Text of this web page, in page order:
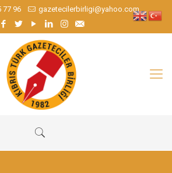
77 96 gazetecilerbirligi@yahoo.com